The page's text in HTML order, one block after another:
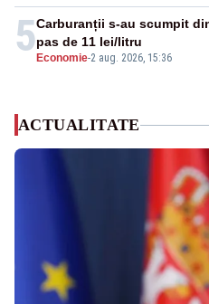
5 Economie-2 aug. 2026, 15:36
Carburanții s-au scumpit
pas de 11 lei/litru
ACTUALITATE